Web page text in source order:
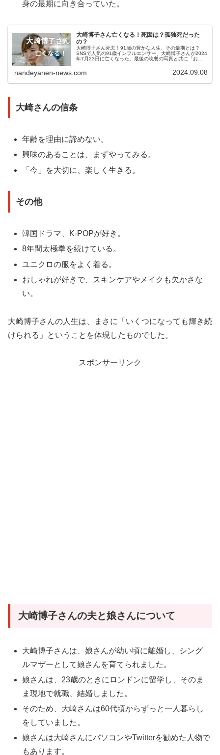
身の最期に向き合っていた。
大崎博子さん亡くなる！死因は？孤独死だった
の？
大崎博子さん死去！91歳の豊かな人生、その最期とは？
SNSで人気の91歳インフルエンサー、大崎博子さんが2024
年7月23日に亡くなった。最後の晩餐の写真と共に「おや
nandeyanen-news.com 2024.09.08
大崎さんの信条
年齢を理由に諦めない。
興味のあることは、まずやってみる。
「今」を大切に、楽しく生きる。
その他
韓国ドラマ、K-POPが好き。
8年間太極拳を続けている。
ユニクロの服をよく着る。
おしゃれが好きで、スキンケアやメイクも欠かさな
い。
大崎博子さんの人生は、まさに「いくつになっても輝き続
けられる」ということを体現したものでした。
スポンサーリンク
大崎博子さんの夫と娘さんについて
大崎博子さんは、娘さんが幼い頃に離婚し、シング
ルマザーとして娘さんを育てられました。
娘さんは、23歳のときにロンドンに留学し、そのま
ま現地で就職、結婚しました。
そのため、大崎さんは60代頃からずっと一人暮らし
をしていました。
娘さんは大崎さんにパソコンやTwitterを勧めた人物で
もあります。